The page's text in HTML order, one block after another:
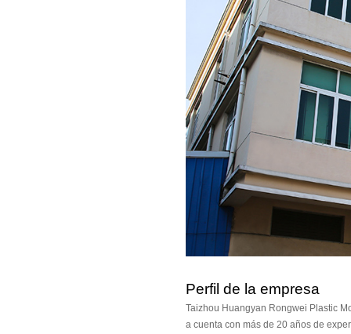
Perfil de la empresa
Taizhou Huangyan Rongwei Plastic
a cuenta con más de 20 años de